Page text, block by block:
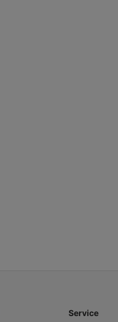
Service